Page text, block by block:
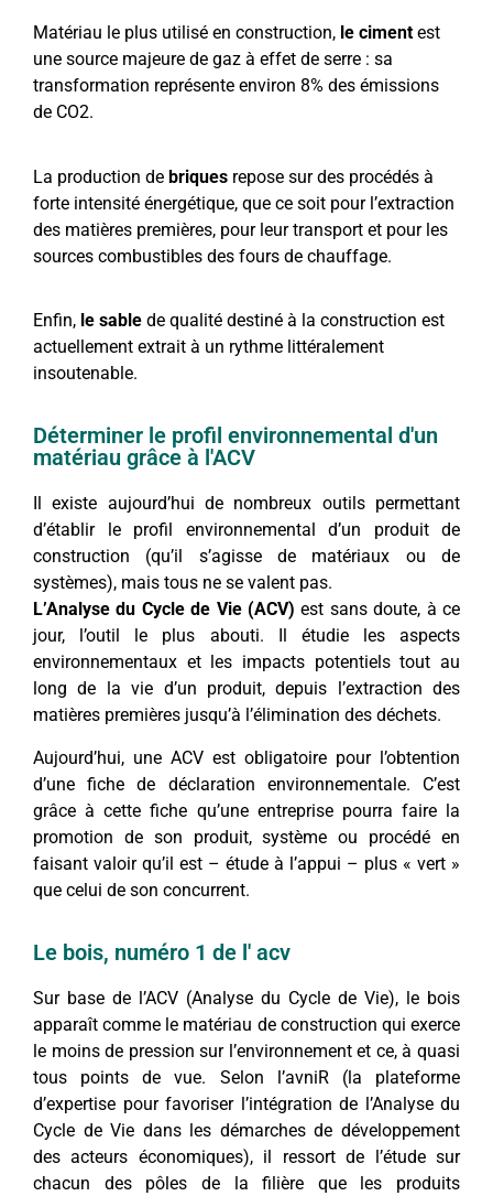
Matériau le plus utilisé en construction, le ciment est
une source majeure de gaz à effet de serre : sa
transformation représente environ 8% des émissions
de CO2.
La production de briques repose sur des procédés à
forte intensité énergétique, que ce soit pour l’extraction
des matières premières, pour leur transport et pour les
sources combustibles des fours de chauffage.
Enfin, le sable de qualité destiné à la construction est
actuellement extrait à un rythme littéralement
insoutenable.
Déterminer le profil environnemental d'un
matériau grâce à l'ACV
Il existe aujourd’hui de nombreux outils permettant
d’établir le profil environnemental d’un produit de
construction (qu’il s’agisse de matériaux ou de
systèmes), mais tous ne se valent pas.
L’Analyse du Cycle de Vie (ACV) est sans doute, à ce
jour, l’outil le plus abouti. Il étudie les aspects
environnementaux et les impacts potentiels tout au
long de la vie d’un produit, depuis l’extraction des
matières premières jusqu’à l’élimination des déchets.
Aujourd’hui, une ACV est obligatoire pour l’obtention
d’une fiche de déclaration environnementale. C’est
grâce à cette fiche qu’une entreprise pourra faire la
promotion de son produit, système ou procédé en
faisant valoir qu’il est – étude à l’appui – plus « vert »
que celui de son concurrent.
Le bois, numéro 1 de l' acv
Sur base de l’ACV (Analyse du Cycle de Vie), le bois
apparaît comme le matériau de construction qui exerce
le moins de pression sur l’environnement et ce, à quasi
tous points de vue. Selon l’avniR (la plateforme
d’expertise pour favoriser l’intégration de l’Analyse du
Cycle de Vie dans les démarches de développement
des acteurs économiques), il ressort de l’étude sur
chacun des pôles de la filière que les produits